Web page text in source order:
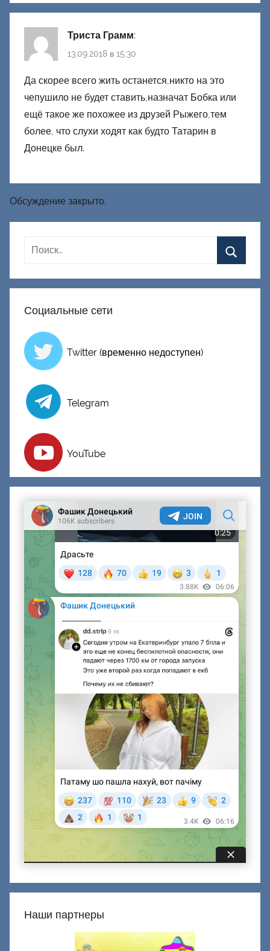
Триста Грамм:
13.09.2018 в 15:30
Да скорее всего жить останется,никто на это
чепушило не будет ставить,назначат Бобка или
ещё такое же похожее из друзей Рыжего,тем
более, что слухи ходят как будто Татарин в
Донецке был.
Обсуждение закрыто.
Социальные сети
Twitter (временно недоступен)
Telegram
YouTube
Наши партнеры